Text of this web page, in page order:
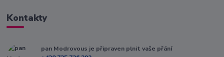
Kontakty
pan Modrovous je připraven plnit vaše přání